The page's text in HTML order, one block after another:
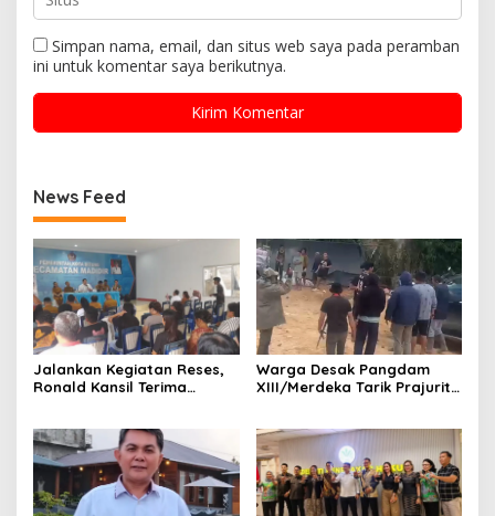
Simpan nama, email, dan situs web saya pada peramban
ini untuk komentar saya berikutnya.
News Feed
Jalankan Kegiatan Reses,
Ronald Kansil Terima
Warga Desak Pangdam
XIII/Merdeka Tarik Prajurit
Tentara di Lokasi
Tambang”